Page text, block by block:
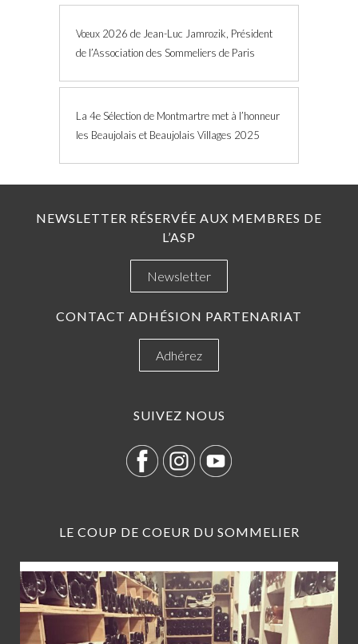
Vœux 2026 de Jean-Luc Jamrozik, Président
de l’Association des Sommeliers de Paris
La 4e Sélection de Montmartre met à l’honneur
les Beaujolais et Beaujolais Villages 2025
NEWSLETTER RÉSERVÉE AUX MEMBRES DE
L’ASP
Newsletter
CONTACT ADHÉSION PARTENARIAT
Adhérez
SUIVEZ NOUS
LE COUP DE COEUR DU SOMMELIER